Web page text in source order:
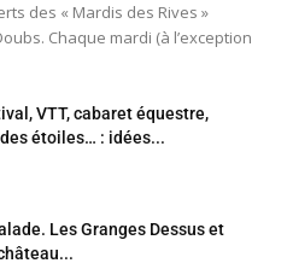
des « Mardis des Rives »
Chaque mardi (à l’exception
VTT, cabaret équestre,
étoiles… : idées...
Les Granges Dessus et